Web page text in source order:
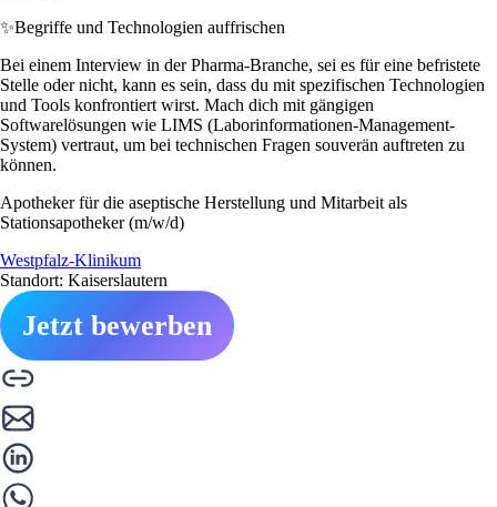
✨Begriffe und Technologien auffrischen
Bei einem Interview in der Pharma-Branche, sei es für eine befristete
Stelle oder nicht, kann es sein, dass du mit spezifischen Technologien
und Tools konfrontiert wirst. Mach dich mit gängigen
Softwarelösungen wie LIMS (Laborinformationen-Management-
System) vertraut, um bei technischen Fragen souverän auftreten zu
können.
Apotheker für die aseptische Herstellung und Mitarbeit als
Stationsapotheker (m/w/d)
Westpfalz-Klinikum
Standort: Kaiserslautern
Jetzt bewerben